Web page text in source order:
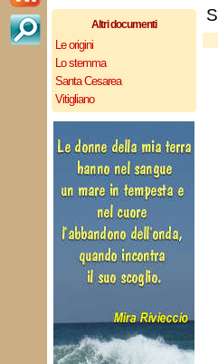
Altri documenti
Le origini
Lo stemma
Santa Cesarea
Vitigliano